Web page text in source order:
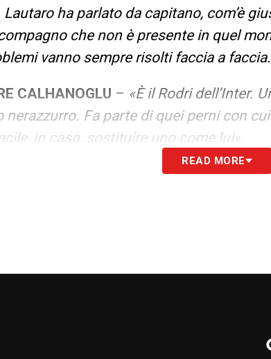
ha parlato da capitano, com’è
che non è presente in quel
vanno sempre risolti faccia a
CALHANOGLU – «È il Rodri dell’Inter.
nerazzurro. Fa parte di quei perni con
in caso, sostituire uno come lui».
READ MORE